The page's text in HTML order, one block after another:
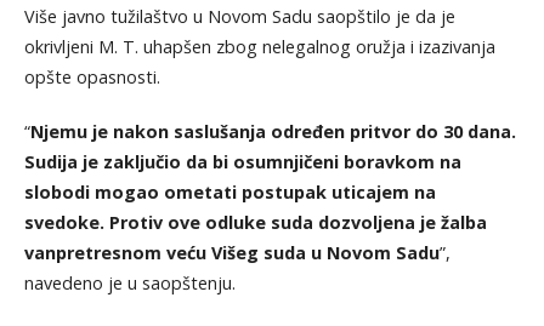
Više javno tužilaštvo u Novom Sadu saopštilo je da je
okrivljeni M. T. uhapšen zbog nelegalnog oružja i izazivanja
opšte opasnosti.
“Njemu je nakon saslušanja određen pritvor do 30 dana.
Sudija je zaključio da bi osumnjičeni boravkom na
slobodi mogao ometati postupak uticajem na
svedoke. Protiv ove odluke suda dozvoljena je žalba
vanpretresnom veću Višeg suda u Novom Sadu”,
navedeno je u saopštenju.